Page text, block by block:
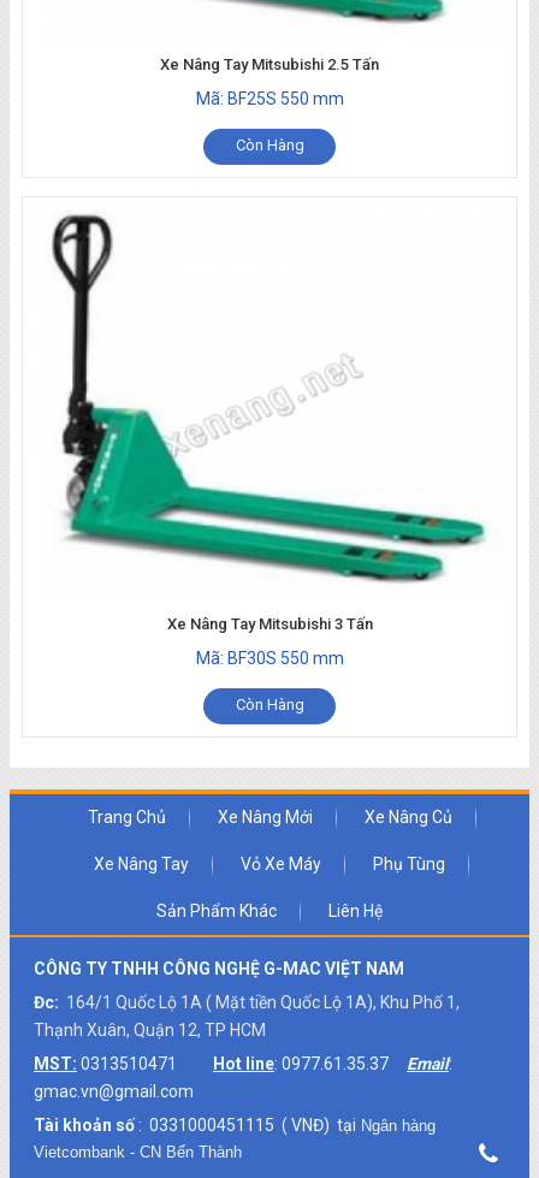
Xe Nâng Tay Mitsubishi 2.5 Tấn
Mã: BF25S 550 mm
Còn Hàng
Xe Nâng Tay Mitsubishi 3 Tấn
Mã: BF30S 550 mm
Còn Hàng
Trang Chủ Xe Nâng Mới Xe Nâng Củ
Xe Nâng Tay Vỏ Xe Máy Phụ Tùng
Sản Phẩm Khác Liên Hệ
CÔNG TY TNHH CÔNG NGHỆ G-MAC VIỆT NAM
Đc: 164/1 Quốc Lộ 1A ( Mặt tiền Quốc Lộ 1A), Khu Phố 1,
Thạnh Xuân, Quận 12, TP HCM
MST: 0313510471 Hot line: 0977.61.35.37 Email:
gmac.vn@gmail.com
Tài khoản số : 0331000451115 ( VNĐ) tại Ngân hàng
Vietcombank - CN Bến Thành